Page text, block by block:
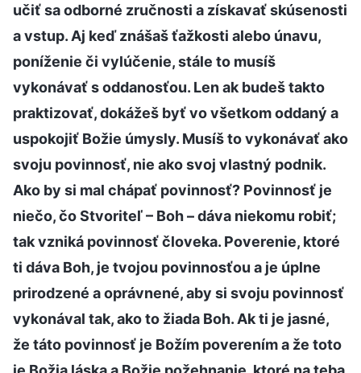
učiť sa odborné zručnosti a získavať skúsenosti
a vstup. Aj keď znášaš ťažkosti alebo únavu,
poníženie či vylúčenie, stále to musíš
vykonávať s oddanosťou. Len ak budeš takto
praktizovať, dokážeš byť vo všetkom oddaný a
uspokojiť Božie úmysly. Musíš to vykonávať ako
svoju povinnosť, nie ako svoj vlastný podnik.
Ako by si mal chápať povinnosť? Povinnosť je
niečo, čo Stvoriteľ – Boh – dáva niekomu robiť;
tak vzniká povinnosť človeka. Poverenie, ktoré
ti dáva Boh, je tvojou povinnosťou a je úplne
prirodzené a oprávnené, aby si svoju povinnosť
vykonával tak, ako to žiada Boh. Ak ti je jasné,
že táto povinnosť je Božím poverením a že toto